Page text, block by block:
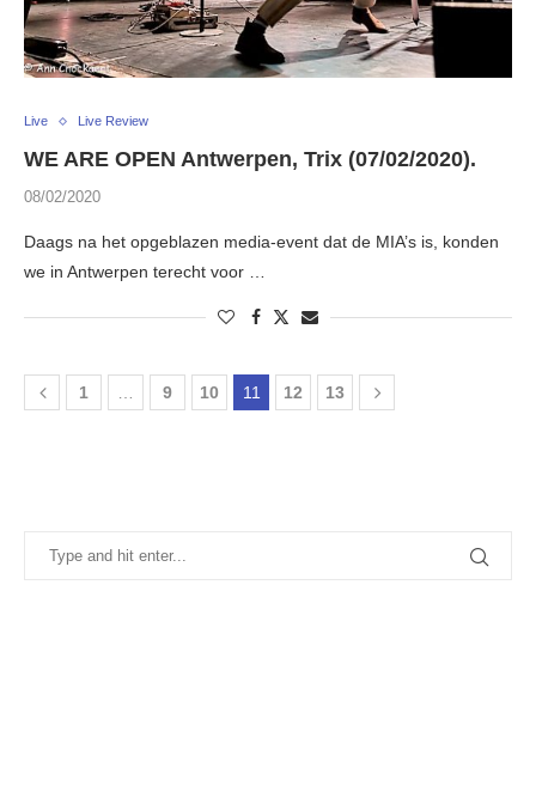
Live Live Review
WE ARE OPEN Antwerpen, Trix (07/02/2020).
08/02/2020
Daags na het opgeblazen media-event dat de MIA’s is, konden
we in Antwerpen terecht voor …
1 … 9 10 11 12 13